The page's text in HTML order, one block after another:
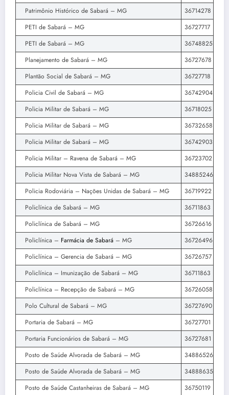
Patrimônio Histórico de Sabará – MG
36714278
PETI de Sabará – MG
36727717
PETI de Sabará – MG
36748825
Planejamento de Sabará – MG
36727678
Plantão Social de Sabará – MG
36727718
Policia Civil de Sabará – MG
36742904
Policia Militar de Sabará – MG
36718025
Policia Militar de Sabará – MG
36732658
Policia Militar de Sabará – MG
36742903
Policia Militar – Ravena de Sabará – MG
36723702
Policia Militar Nova Vista de Sabará – MG
34885246
Policia Rodoviária – Nações Unidas de Sabará – MG
36719922
Policlínica de Sabará – MG
36711863
Policlínica de Sabará – MG
36726616
Policlínica – Farmácia de Sabará – MG
36726496
Policlínica – Gerencia de Sabará – MG
36726757
Policlínica – Imunização de Sabará – MG
36711863
Policlínica – Recepção de Sabará – MG
36726058
Polo Cultural de Sabará – MG
36727690
Portaria de Sabará – MG
36727701
Portaria Funcionários de Sabará – MG
36727681
Posto de Saúde Alvorada de Sabará – MG
34886526
Posto de Saúde Alvorada de Sabará – MG
34888635
Posto de Saúde Castanheiras de Sabará – MG
36750119